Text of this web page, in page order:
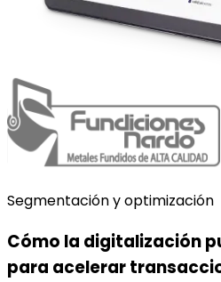
Segmentación y optimización
Cómo la digitalización
para acelerar